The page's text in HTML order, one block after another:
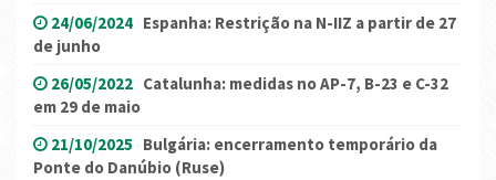
24/06/2024 Espanha: Restrição na N-IIZ a partir de 27
de junho
26/05/2022 Catalunha: medidas no AP-7, B-23 e C-32
em 29 de maio
21/10/2025 Bulgária: encerramento temporário da
Ponte do Danúbio (Ruse)